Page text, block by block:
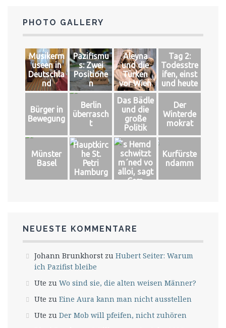
PHOTO GALLERY
Musikerm
useen in
Deutschla
nd
Pazifismu
s: Zwei
Positione
n
Aleyna
und die
Türken
vor Wien
Tag 2:
Todesstre
ifen, einst
und heute
Bürger in
Bewegung
Berlin
überrasch
t
Das Bädle
und die
große
Politik
Der
Winterde
mokrat
Münster
Basel
Hauptkirc
he St.
Petri
Hamburg
´s Hemd
schwitzt
m´ned vo
alloi, sagt
Cem
Kurfürste
ndamm
NEUESTE KOMMENTARE
Johann Brunkhorst zu Hubert Seiter: Warum
ich Pazifist bleibe
Ute zu Wo sind sie, die alten weisen Männer?
Ute zu Eine Aura kann man nicht ausstellen
Ute zu Der Mob will pfeifen, nicht zuhören